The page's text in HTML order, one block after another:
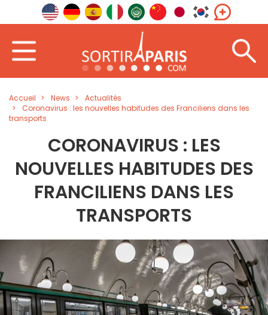
Accueil News
Actualités
Coronavirus : les nouvelles habitudes des Franciliens dans les
transports
CORONAVIRUS : LES
NOUVELLES HABITUDES DES
FRANCILIENS DANS LES
TRANSPORTS